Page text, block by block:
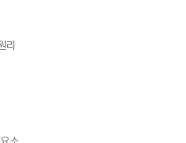
리